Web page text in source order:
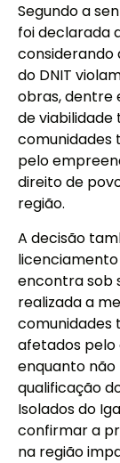
Segundo a
foi declarada
considerando
do DNIT
obras, dentre
de viabilidade
comunidades
pelo
direito de
região.
A decisão
encontra sob
realizada a
comunidades
afetados
enquanto não
qualificação
Isolados do
confirmar a
na região